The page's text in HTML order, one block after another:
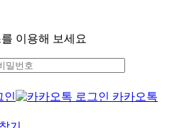
이용해 보세요
인
카카오톡